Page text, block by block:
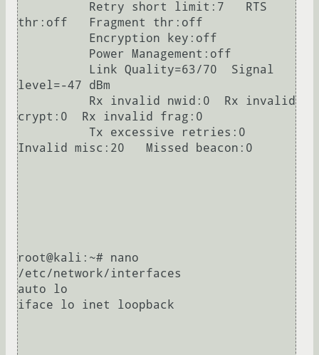
thr:off   Fragment thr:off
level=-47 dBm
crypt:0  Rx invalid frag:0
Invalid misc:20   Missed beacon:0
root@kali:~# nano
/etc/network/interfaces
auto lo
iface lo inet loopback